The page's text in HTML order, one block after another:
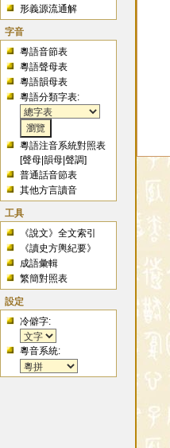
形義源流通解
字音
粵語音節表
粵語聲母表
粵語韻母表
粵語分類字表:
粵語注音系統對照表
[聲母 |韻母 |聲調]
普通話音節表
其他方言讀音
工具
《說文》全文索引
《讀史方輿紀要》
成語彙輯
繁簡對照表
設定
冷僻字:
粵音系統: